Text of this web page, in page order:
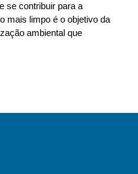
se contribuir para a
mais limpo é o objetivo da
ambiental que